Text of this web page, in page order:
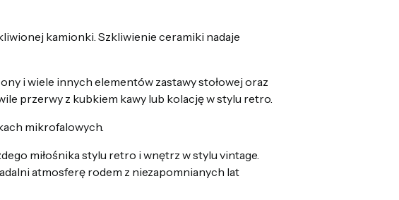
kamionki. Szkliwienie ceramiki nadaje
i wiele innych elementów zastawy stołowej oraz
przerwy z kubkiem kawy lub kolację w stylu retro.
mikrofalowych.
miłośnika stylu retro i wnętrz w stylu vintage.
atmosferę rodem z niezapomnianych lat